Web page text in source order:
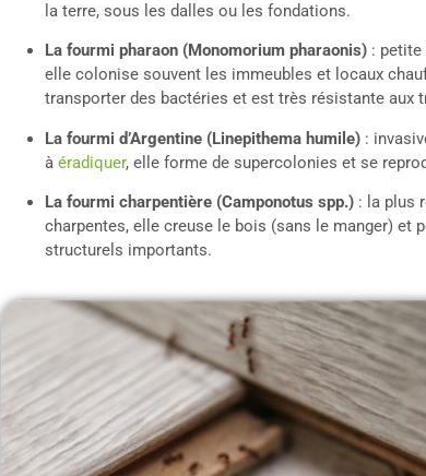
la terre, sous les dalles ou les fondations.
La fourmi pharaon (Monomorium pharaonis) : petite
elle colonise souvent les immeubles et locaux
transporter des bactéries et est très résistante aux
La fourmi d’Argentine (Linepithema humile) :
à éradiquer, elle forme de supercolonies et se
La fourmi charpentière (Camponotus spp.) : la plus
charpentes, elle creuse le bois (sans le manger) et
structurels importants.